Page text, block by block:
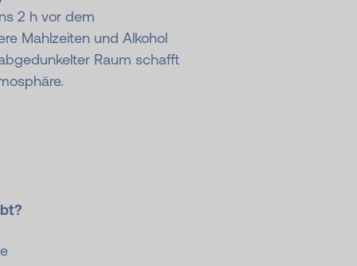
2 h vor dem
Mahlzeiten und Alkohol
Raum schafft